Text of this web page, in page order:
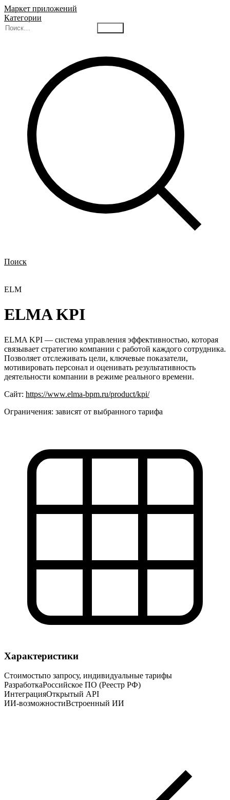
Маркет приложений
Категории
Поиск
ELM
ELMA KPI
ELMA KPI — система управления эффективностью, которая
связывает стратегию компании с работой каждого сотрудника.
Позволяет отслеживать цели, ключевые показатели,
мотивировать персонал и оценивать результативность
деятельности компании в режиме реального времени.
Сайт: https://www.elma-bpm.ru/product/kpi/
Ограничения: зависят от выбранного тарифа
Характеристики
Стоимостьпо запросу, индивидуальные тарифы
РазработкаРоссийское ПО (Реестр РФ)
ИнтеграцияОткрытый API
ИИ-возможностиВстроенный ИИ